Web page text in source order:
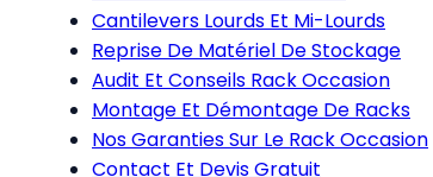
Cantilevers Lourds Et Mi-Lourds
Reprise De Matériel De Stockage
Audit Et Conseils Rack Occasion
Montage Et Démontage De Racks
Nos Garanties Sur Le Rack Occasion
Contact Et Devis Gratuit